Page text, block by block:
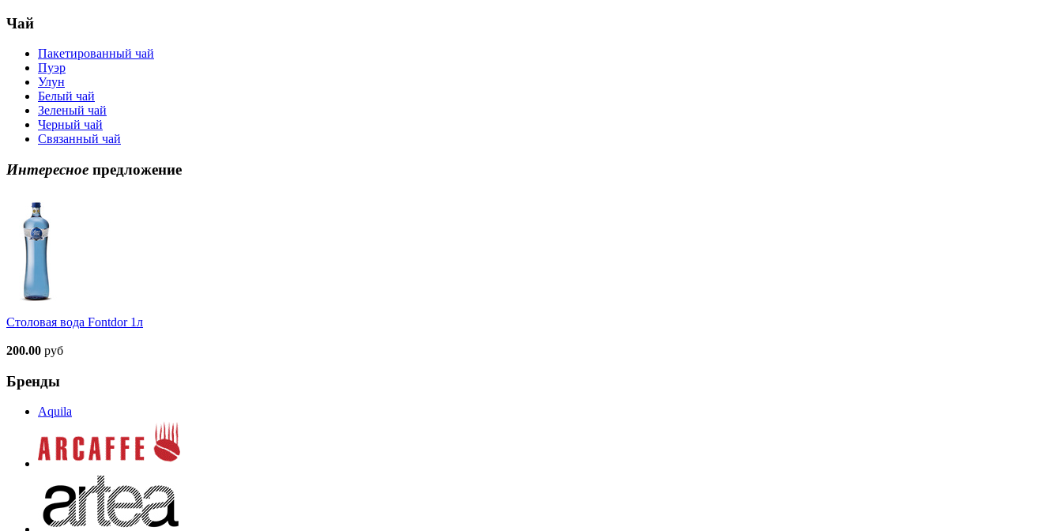
Чай
Пакетированный чай
Пуэр
Улун
Белый чай
Зеленый чай
Черный чай
Связанный чай
Интересное предложение
Столовая вода Fontdor 1л
200.00 руб
Бренды
Aquila